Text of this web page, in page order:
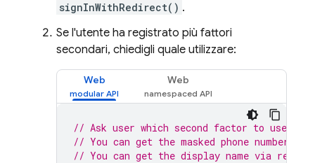
signInWithRedirect() .
Se l'utente ha registrato più fattori
secondari, chiedigli quale utilizzare:
Web Web
// Ask user which second factor to use.
// You can get the masked phone number
// You can get the display name via